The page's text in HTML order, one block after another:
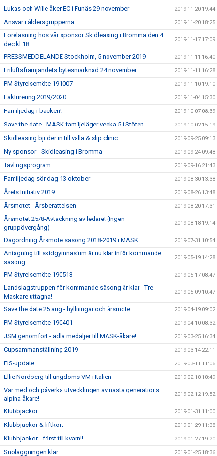
Lukas och Wille åker EC i Funäs 29 november 2019-11-20 19:44
Ansvar i åldersgrupperna 2019-11-20 18:25
Föreläsning hos vår sponsor Skidleasing i Bromma den 4
dec kl 18
2019-11-17 17:09
PRESSMEDDELANDE Stockholm, 5 november 2019 2019-11-11 16:40
Friluftsfrämjandets bytesmarknad 24 november. 2019-11-11 16:28
PM Styrelsemöte 191007 2019-11-10 19:10
Fakturering 2019/2020 2019-11-04 15:30
Familjedag i backen! 2019-10-07 08:39
Save the date - MASK familjeläger vecka 5 i Stöten 2019-10-02 15:19
Skidleasing bjuder in till valla & slip clinic 2019-09-25 09:13
Ny sponsor - Skidleasing i Bromma 2019-09-24 09:48
Tävlingsprogram 2019-09-16 21:43
Familjedag söndag 13 oktober 2019-08-30 13:38
Årets Initiativ 2019 2019-08-26 13:48
Årsmötet - Årsberättelsen 2019-08-20 17:31
Årsmötet 25/8-Avtackning av ledare! (Ingen
gruppövergång)
2019-08-18 19:14
Dagordning Årsmöte säsong 2018-2019 i MASK 2019-07-31 10:54
Antagning till skidgymnasium är nu klar inför kommande
säsong
2019-05-19 14:28
PM Styrelsemöte 190513 2019-05-17 08:47
Landslagstruppen för kommande säsong är klar - Tre
Maskare uttagna!
2019-05-09 10:47
Save the date 25 aug - hyllningar och årsmöte 2019-04-19 09:02
PM Styrelsemöte 190401 2019-04-10 08:32
JSM genomfört - ädla medaljer till MASK-åkare! 2019-03-25 16:34
Cupsammanställning 2019 2019-03-14 22:11
FIS-update 2019-03-11 11:06
Ellie Nordberg till ungdoms VM i Italien 2019-02-18 18:49
Var med och påverka utvecklingen av nästa generations
alpina åkare!
2019-02-12 19:52
Klubbjackor 2019-01-31 11:00
Klubbjackor & liftkort 2019-01-29 11:38
Klubbjackor - först till kvarn!! 2019-01-27 19:20
Snöläggningen klar 2019-01-25 18:36